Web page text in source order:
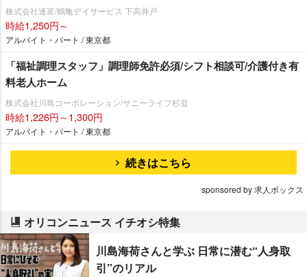
株式会社達富/鶴亀デイサービス 下高井戸
時給1,250円～
アルバイト・パート / 東京都
「福祉調理スタッフ」調理師免許必須/シフト相談可/介護付き有
料老人ホーム
株式会社川島コーポレーション/サニーライフ杉並
時給1,226円～1,300円
アルバイト・パート / 東京都
続きはこちら
sponsored by 求人ボックス
オリコンニュース イチオシ特集
川島海荷さんと学ぶ 日常に潜む“人身取
引”のリアル